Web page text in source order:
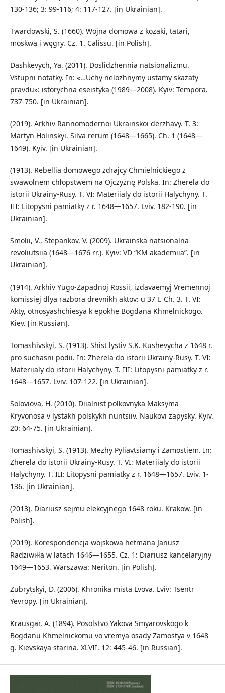
130-136; 3: 99-116; 4: 117-127. [in Ukrainian].
Twardowski, S. (1660). Wojna domowa z kozaki, tatari,
moskwą i węgry. Cz. 1. Calissu. [in Polish].
Dashkevych, Ya. (2011). Doslidzhennia natsionalizmu.
Vstupni notatky. In: «…Uchy nelozhnymy ustamy skazaty
pravdu»: istorychna eseistyka (1989—2008). Kyiv: Tempora.
737-750. [in Ukrainian].
(2019). Arkhiv Rannomodernoi Ukrainskoi derzhavy. T. 3:
Martyn Holinskyi. Silva rerum (1648—1665). Ch. 1 (1648—
1649). Kyiv. [in Ukrainian].
(1913). Rebellia domowego zdrajcy Chmielnickiego z
swawolnem chłopstwem na Ojczyżnę Polska. In: Zherela do
istorii Ukrainy-Rusy. T. VI: Materiialy do istorii Halychyny. T.
III: Litopysni pamiatky z r. 1648—1657. Lviv. 182-190. [in
Ukrainian].
Smolii, V., Stepankov, V. (2009). Ukrainska natsionalna
revoliutsiia (1648—1676 rr.). Kyiv: VD “KM akademiia”. [in
Ukrainian].
(1914). Arkhiv Yugo-Zapadnoj Rossii, izdavaemyj Vremennoj
komissiej dlya razbora drevnikh aktov: u 37 t. Ch. 3. T. VI:
Akty, otnosyashchiesya k epokhe Bogdana Khmelnickogo.
Kiev. [in Russian].
Tomashivskyi, S. (1913). Shist lystiv S.K. Kushevycha z 1648 r.
pro suchasni podii. In: Zherela do istorii Ukrainy-Rusy. T. VI:
Materiialy do istorii Halychyny. T. III: Litopysni pamiatky z r.
1648—1657. Lviv. 107-122. [in Ukrainian].
Soloviova, H. (2010). Diialnist polkovnyka Maksyma
Kryvonosa v lystakh polskykh nuntsiiv. Naukovi zapysky. Kyiv.
20: 64-75. [in Ukrainian].
Tomashivskyi, S. (1913). Mezhy Pyliavtsiamy i Zamostiem. In:
Zherela do istorii Ukrainy-Rusy. T. VI: Materiialy do istorii
Halychyny. T. III: Litopysni pamiatky z r. 1648—1657. Lviv. 1-
136. [in Ukrainian].
(2013). Diariusz sejmu elekcyjnego 1648 roku. Krakow. [in
Polish].
(2019). Korespondencja wojskowa hetmana Janusz
Radziwiłła w latach 1646—1655. Cz. 1: Diariusz kancelaryjny
1649—1653. Warszawa: Neriton. [in Polish].
Zubrytskyi, D. (2006). Khronika mista Lvova. Lviv: Tsentr
Yevropy. [in Ukrainian].
Krausgar, A. (1894). Posolstvo Yakova Smyarovskogo k
Bogdanu Khmelnickomu vo vremya osady Zamostya v 1648
g. Kievskaya starina. XLVII. 12: 445-46. [in Russian].